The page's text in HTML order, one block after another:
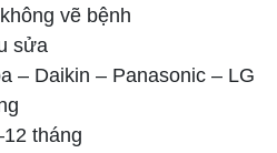
vẽ bệnh
sửa
– Daikin – Panasonic – LG
tháng